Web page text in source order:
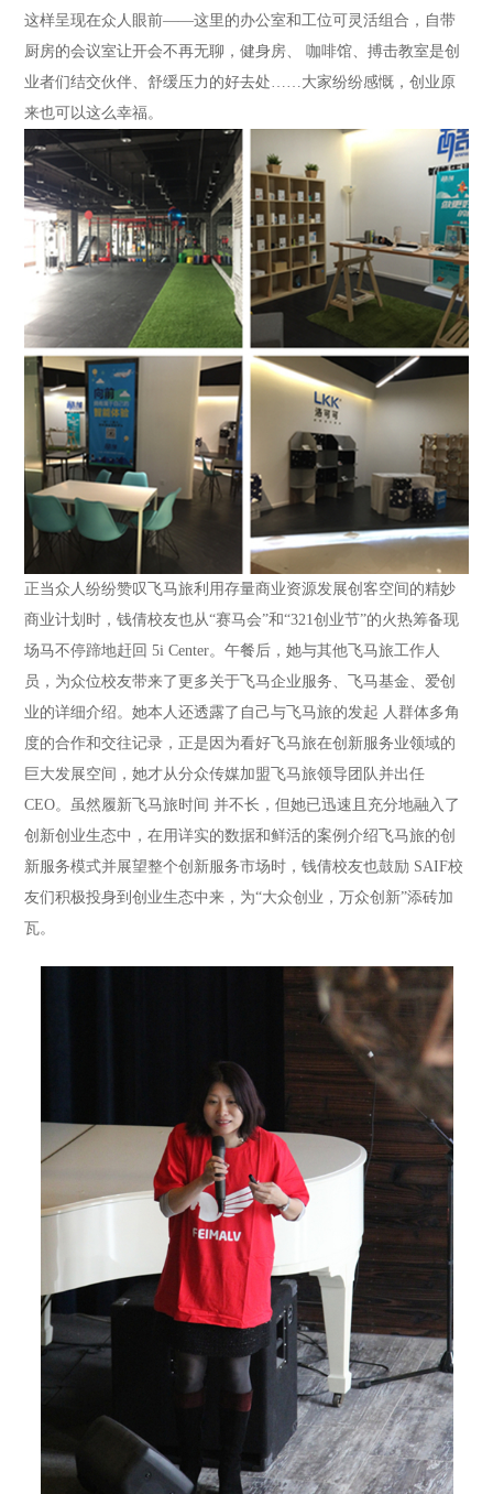
这样呈现在众人眼前——这里的办公室和工位可灵活组合，自带
厨房的会议室让开会不再无聊，健身房、 咖啡馆、搏击教室是创
业者们结交伙伴、舒缓压力的好去处……大家纷纷感慨，创业原
来也可以这么幸福。
正当众人纷纷赞叹飞马旅利用存量商业资源发展创客空间的精妙
商业计划时，钱倩校友也从“赛马会”和“321创业节”的火热筹备现
场马不停蹄地赶回 5i Center。午餐后，她与其他飞马旅工作人
员，为众位校友带来了更多关于飞马企业服务、飞马基金、爱创
业的详细介绍。她本人还透露了自己与飞马旅的发起 人群体多角
度的合作和交往记录，正是因为看好飞马旅在创新服务业领域的
巨大发展空间，她才从分众传媒加盟飞马旅领导团队并出任
CEO。虽然履新飞马旅时间 并不长，但她已迅速且充分地融入了
创新创业生态中，在用详实的数据和鲜活的案例介绍飞马旅的创
新服务模式并展望整个创新服务市场时，钱倩校友也鼓励 SAIF校
友们积极投身到创业生态中来，为“大众创业，万众创新”添砖加
瓦。